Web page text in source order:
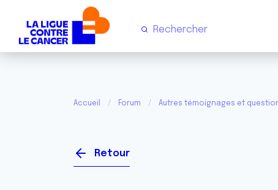
Accueil Forum Autres témoignages et
Retour